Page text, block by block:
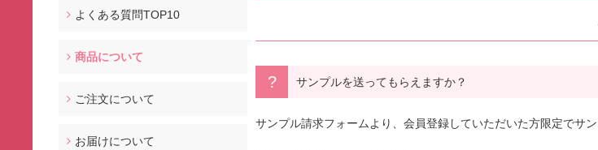
サンプルを送ってもらえますか？
サンプル請求フォームより、 会員登録していただいた方限定でサ
よくある質問TOP10
商品について
ご注文について
お届けについて